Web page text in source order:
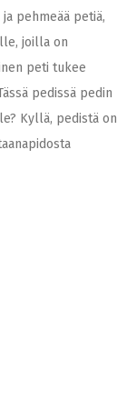
pehmeää petiä,
joilla on
peti tukee
pedissä pedin
Kyllä, pedistä on